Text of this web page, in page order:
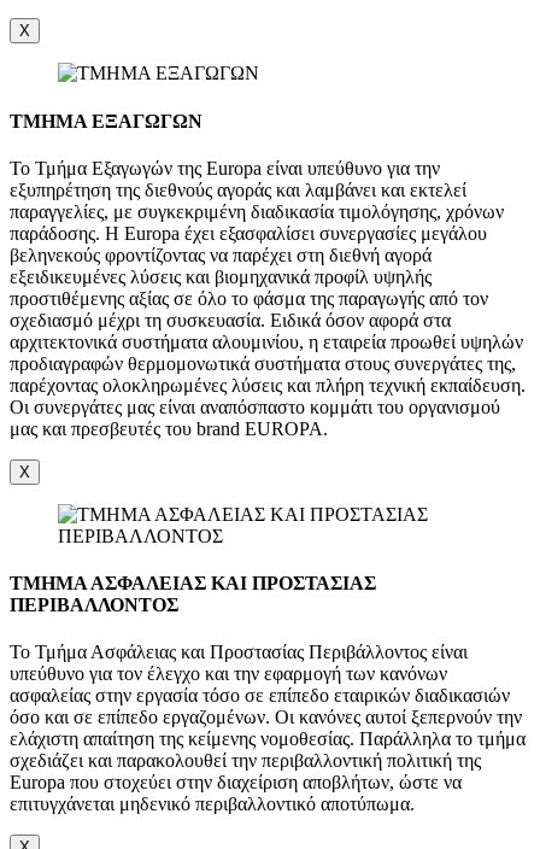
X
ΤΜΗΜΑ ΕΞΑΓΩΓΩΝ
Το Τμήμα Εξαγωγών της Europa είναι υπεύθυνο για την
εξυπηρέτηση της διεθνούς αγοράς και λαμβάνει και εκτελεί
παραγγελίες, με συγκεκριμένη διαδικασία τιμολόγησης, χρόνων
παράδοσης. Η Europa έχει εξασφαλίσει συνεργασίες μεγάλου
βεληνεκούς φροντίζοντας να παρέχει στη διεθνή αγορά
εξειδικευμένες λύσεις και βιομηχανικά προφίλ υψηλής
προστιθέμενης αξίας σε όλο το φάσμα της παραγωγής από τον
σχεδιασμό μέχρι τη συσκευασία. Ειδικά όσον αφορά στα
αρχιτεκτονικά συστήματα αλουμινίου, η εταιρεία προωθεί υψηλών
προδιαγραφών θερμομονωτικά συστήματα στους συνεργάτες της,
παρέχοντας ολοκληρωμένες λύσεις και πλήρη τεχνική εκπαίδευση.
Οι συνεργάτες μας είναι αναπόσπαστο κομμάτι του οργανισμού
μας και πρεσβευτές του brand EUROPA.
X
ΤΜΗΜΑ ΑΣΦΑΛΕΙΑΣ ΚΑΙ ΠΡΟΣΤΑΣΙΑΣ
ΠΕΡΙΒΑΛΛΟΝΤΟΣ
Το Τμήμα Ασφάλειας και Προστασίας Περιβάλλοντος είναι
υπεύθυνο για τον έλεγχο και την εφαρμογή των κανόνων
ασφαλείας στην εργασία τόσο σε επίπεδο εταιρικών διαδικασιών
όσο και σε επίπεδο εργαζομένων. Οι κανόνες αυτοί ξεπερνούν την
ελάχιστη απαίτηση της κείμενης νομοθεσίας. Παράλληλα το τμήμα
σχεδιάζει και παρακολουθεί την περιβαλλοντική πολιτική της
Europa που στοχεύει στην διαχείριση αποβλήτων, ώστε να
επιτυγχάνεται μηδενικό περιβαλλοντικό αποτύπωμα.